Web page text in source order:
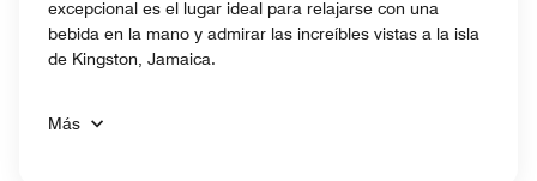
excepcional es el lugar ideal para relajarse con una
bebida en la mano y admirar las increíbles vistas a la isla
de Kingston, Jamaica.
Más